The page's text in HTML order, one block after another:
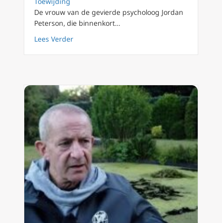
De vrouw van de gevierde psycholoog Jordan
Peterson, die binnenkort…
Lees Verderabout Het bekeringsverhaal van Tammy